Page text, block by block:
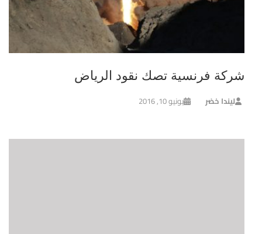
شركة فرنسية تصك نقود الرياض
ليندا خضر يونيو 10, 2016